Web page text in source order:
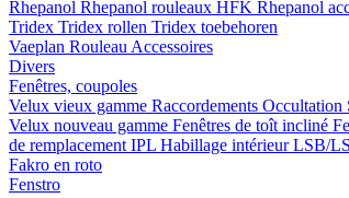
Rhepanol Rhepanol rouleaux HFK Rhepanol
Tridex Tridex rollen Tridex toebehoren
Vaeplan Rouleau Accessoires
Divers
Fenêtres, coupoles
Velux vieux gamme Raccordements Occultation
Velux nouveau gamme Fenêtres de toît incliné
de remplacement IPL Habillage intérieur LSB/
Fakro en roto
Fenstro